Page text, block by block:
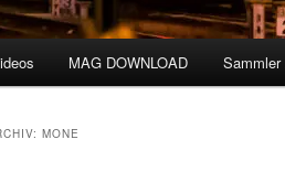
MAG DOWNLOAD Sammler
MONE